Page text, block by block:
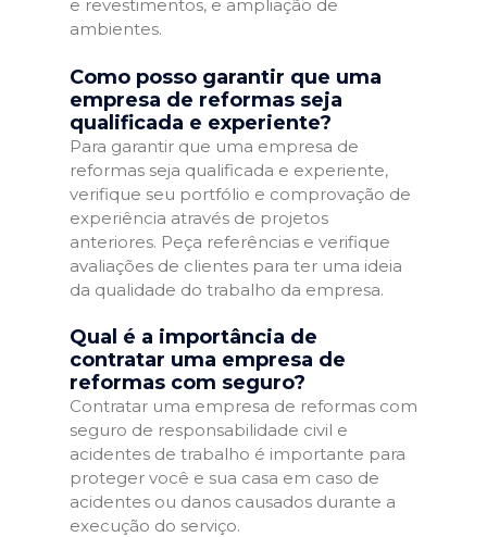
e revestimentos, e ampliação de
ambientes.
Como posso garantir que uma
empresa de reformas seja
qualificada e experiente?
Para garantir que uma empresa de
reformas seja qualificada e experiente,
verifique seu portfólio e comprovação de
experiência através de projetos
anteriores. Peça referências e verifique
avaliações de clientes para ter uma ideia
da qualidade do trabalho da empresa.
Qual é a importância de
contratar uma empresa de
reformas com seguro?
Contratar uma empresa de reformas com
seguro de responsabilidade civil e
acidentes de trabalho é importante para
proteger você e sua casa em caso de
acidentes ou danos causados durante a
execução do serviço.